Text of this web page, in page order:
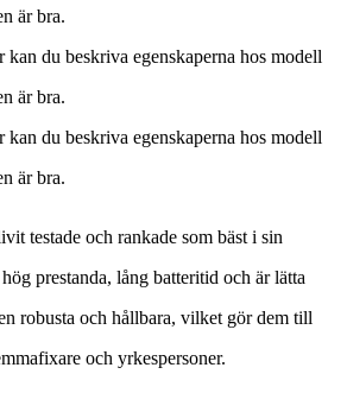
är bra.
du beskriva egenskaperna hos modell
är bra.
du beskriva egenskaperna hos modell
är bra.
testade och rankade som bäst i sin
prestanda, lång batteritid och är lätta
robusta och hållbara, vilket gör dem till
och yrkespersoner.